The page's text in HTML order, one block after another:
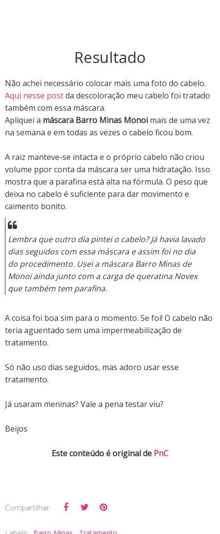
Resultado
Não achei necessário colocar mais uma foto do cabelo.
Aqui nesse postda descoloração meu cabelo foi tratado
também com essa máscara.
Apliquei a máscara Barro Minas Monoi mais de uma vez
na semana e em todas as vezes o cabelo ficou bom.
A raiz manteve-se intacta e o próprio cabelo não criou
volume ppor conta da máscara ser uma hidratação. Isso
mostra que a parafina está alta na fórmula. O peso que
deixa no cabelo é suficiente para dar movimento e
caimento bonito.
Lembra que outro dia pintei o cabelo? Já havia lavado
dias seguidos com essa máscara e assim foi no dia
do procedimento. Usei a máscara Barro Minas de
Monoi ainda junto com a carga de queratina Novex
que também tem parafina.
A coisa foi boa sim para o momento. Se foi! O cabelo não
teria aguentado sem uma impermeabilização de
tratamento.
Só não uso dias seguidos, mas adoro usar esse
tratamento.
Já usaram meninas? Vale a pena testar viu?
Beijos
Este conteúdo é original de PnC
Compartilhar: